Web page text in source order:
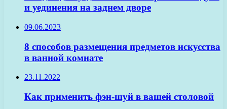
и уединения на заднем дворе
09.06.2023
8 способов размещения предметов искусства
в ванной комнате
23.11.2022
Как применить фэн-шуй в вашей столовой